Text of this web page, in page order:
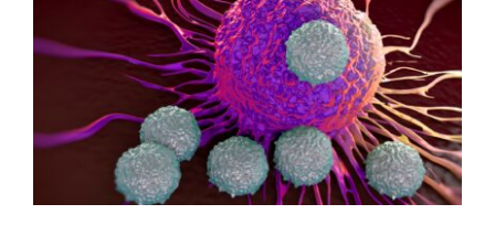
CÁNCER, la
alimentación es
fundamental
Blog Principal Salud Integrativa